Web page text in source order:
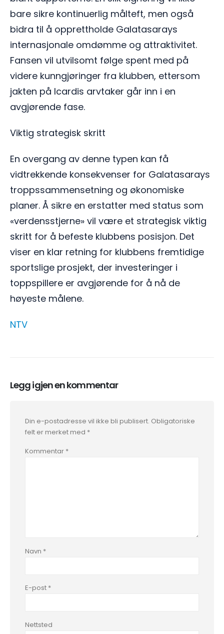
bare sikre kontinuerlig målteft, men også
bidra til å opprettholde Galatasarays
internasjonale omdømme og attraktivitet.
Fansen vil utvilsomt følge spent med på
videre kunngjøringer fra klubben, ettersom
jakten på Icardis arvtaker går inn i en
avgjørende fase.
Viktig strategisk skritt
En overgang av denne typen kan få
vidtrekkende konsekvenser for Galatasarays
troppssammensetning og økonomiske
planer. Å sikre en erstatter med status som
«verdensstjerne» vil være et strategisk viktig
skritt for å befeste klubbens posisjon. Det
viser en klar retning for klubbens fremtidige
sportslige prosjekt, der investeringer i
toppspillere er avgjørende for å nå de
høyeste målene.
NTV
Legg igjen en kommentar
Din e-postadresse vil ikke bli publisert. Obligatoriske
felt er merket med *
Kommentar *
Navn *
E-post *
Nettsted